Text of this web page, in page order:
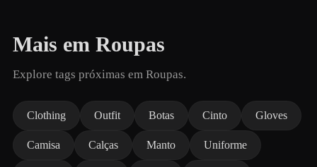
Mais em Roupas
Explore tags próximas em Roupas.
Clothing Outfit Botas Cinto Gloves
Camisa Calças Manto Uniforme